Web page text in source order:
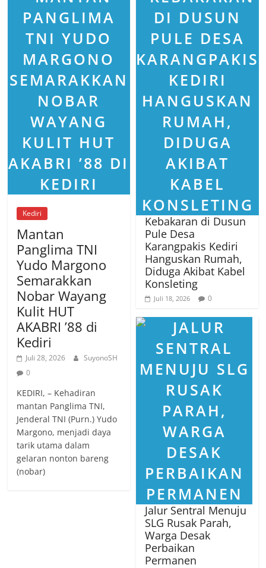
Kediri
Mantan
Panglima TNI
Yudo Margono
Semarakkan
Nobar Wayang
Kulit HUT
AKABRI ’88 di
Kediri
Juli 28, 2026
SuyonoSH
0
KEDIRI, – Kehadiran
mantan Panglima TNI,
Jenderal TNI (Purn.) Yudo
Margono, menjadi daya
tarik utama dalam
gelaran nonton bareng
(nobar)
Kebakaran di Dusun
Pule Desa
Karangpakis Kediri
Hanguskan Rumah,
Diduga Akibat Kabel
Konsleting
Juli 18, 2026 0
Jalur Sentral Menuju
SLG Rusak Parah,
Warga Desak
Perbaikan
Permanen